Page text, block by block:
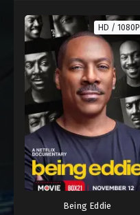
HD / 1080P
Being Eddie